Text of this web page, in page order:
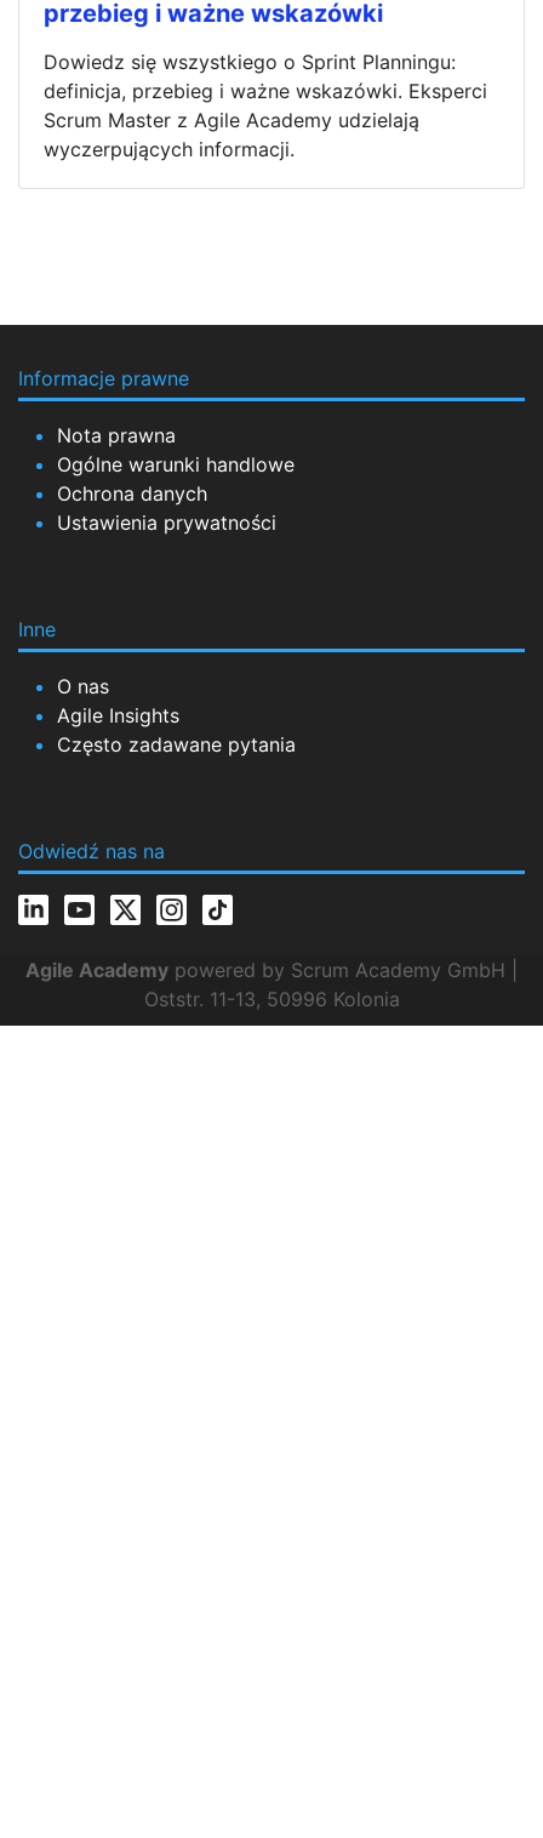
przebieg i ważne wskazówki
Dowiedz się wszystkiego o Sprint Planningu:
definicja, przebieg i ważne wskazówki. Eksperci
Scrum Master z Agile Academy udzielają
wyczerpujących informacji.
Informacje prawne
Nota prawna
Ogólne warunki handlowe
Ochrona danych
Ustawienia prywatności
Inne
O nas
Agile Insights
Często zadawane pytania
Odwiedź nas na
Agile Academy powered by Scrum Academy GmbH |
Oststr. 11-13, 50996 Kolonia